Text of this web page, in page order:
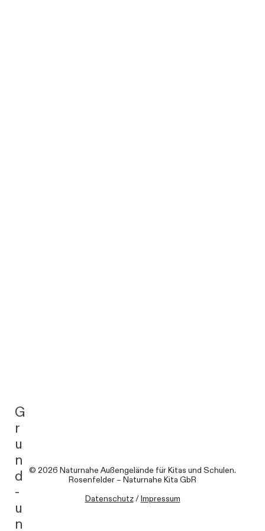
G
r
u
n
d
-
u
n
© 2026 Naturnahe Außengelände für Kitas und Schulen.
Rosenfelder – Naturnahe Kita GbR
Datenschutz/Impressum